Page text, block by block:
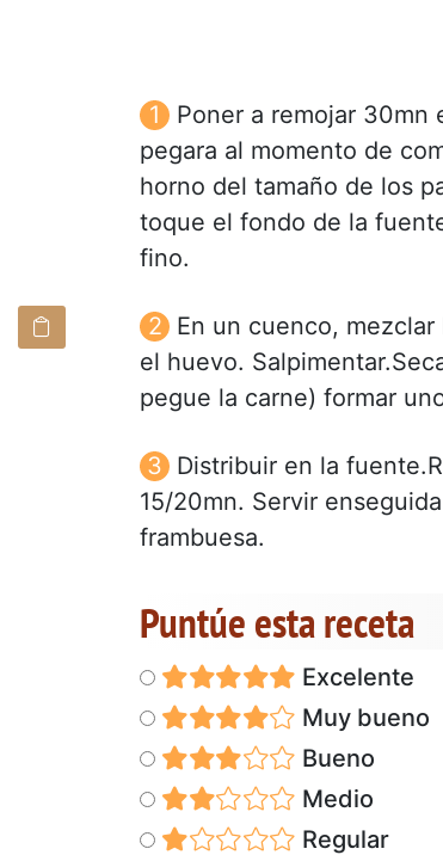
Poner a remojar 30mn
pegara al momento de
horno del tamaño de los
toque el fondo de la
fino.
En un cuenco,
el huevo.
pegue la carne) formar
Distribuir en la
15/20mn. Servir
frambuesa.
Puntúe esta receta
Excelente
Muy bueno
Bueno
Medio
Regular